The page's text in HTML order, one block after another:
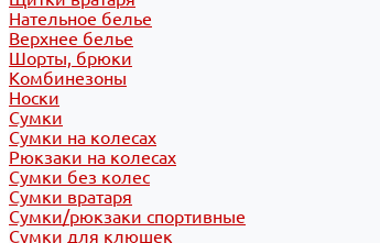
Нательное белье
Верхнее белье
Шорты, брюки
Комбинезоны
Носки
Сумки
Сумки на колесах
Рюкзаки на колесах
Сумки без колес
Сумки вратаря
Сумки/рюкзаки спортивные
Сумки для клюшек